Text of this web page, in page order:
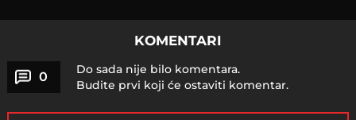
KOMENTARI
0
Do sada nije bilo komentara.
Budite prvi koji će ostaviti komentar.